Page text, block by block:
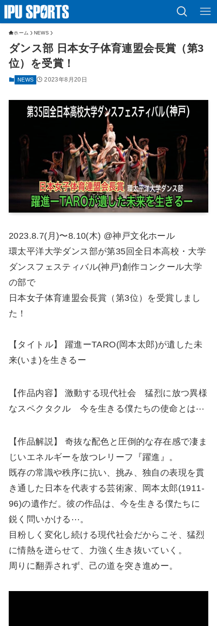
ホーム NEWS
ダンス部 日本女子体育連盟会長賞（第3
位）を受賞！
NEWS 2023年8月20日
2023.8.7(月)〜8.10(木) @神戸文化ホール
環太平洋大学ダンス部が第35回全日本高校・大学
ダンスフェスティバル(神戸)創作コンクール大学
の部で
日本女子体育連盟会長賞（第3位）を受賞しまし
た！
【タイトル】 躍進ーTARO(岡本太郎)が遺した未
来(いま)を生きるー
【作品内容】 激動する現代社会 猛烈に放つ異様
なスペクタクル 今を生きる僕たちの使命とは⋯
【作品解説】 奇抜な配色と圧倒的な存在感で凄ま
じいエネルギーを放つレリーフ『躍進』。
既存の常識や秩序に抗い、挑み、独自の表現を貫
き通した日本を代表する芸術家、岡本太郎(1911-
96)の遺作だ。彼の作品は、今を生きる僕たちに
鋭く問いかける⋯。
目粉しく変化し続ける現代社会だからこそ、猛烈
に情熱を迸らせて、力強く生き抜いていく。
周りに翻弄されず、己の道を突き進めー。